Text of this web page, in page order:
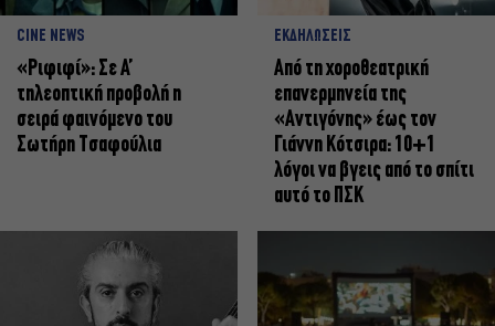
CINE NEWS
«Ριφιφί»: Σε Α’
τηλεοπτική προβολή η
σειρά φαινόμενο του
Σωτήρη Τσαφούλια
ΕΚΔΗΛΩΣΕΙΣ
Από τη χοροθεατρική
επανερμηνεία της
«Αντιγόνης» έως τον
Γιάννη Κότσιρα: 10+1
λόγοι να βγεις από το σπίτι
αυτό το ΠΣΚ